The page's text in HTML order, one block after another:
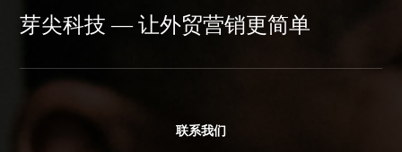
芽尖科技 — 让外贸营销更简单
联系我们